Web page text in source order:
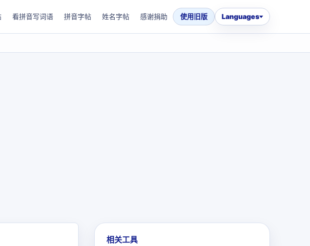
看拼音写词语 拼音字帖 姓名字帖 感谢捐助 使用旧版 Languages
相关工具